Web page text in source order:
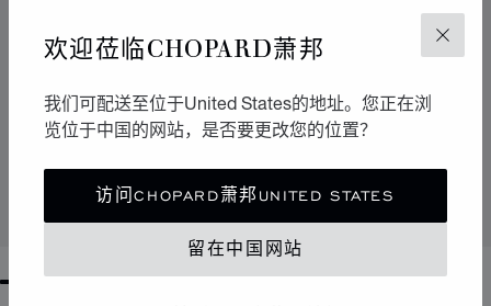
关闭
欢迎莅临CHOPARD萧邦
我们可配送至位于United States的地址。您正在浏
览位于中国的网站，是否要更改您的位置？
访问CHOPARD萧邦UNITED STATES
留在中国网站
转到幻灯片 1转到幻灯片 2
转到幻灯片 3
ALPINE EAGLE走珠笔
黑色树脂 - 精钢